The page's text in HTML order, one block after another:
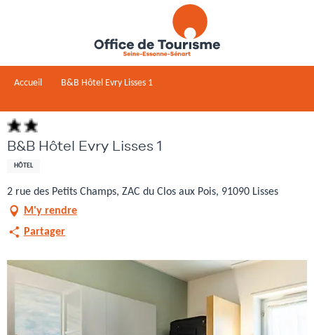
Accueil B&B Hôtel Evry Lisses 1
B&B Hôtel Evry Lisses 1
HÔTEL
2 rue des Petits Champs, ZAC du Clos aux Pois, 91090 Lisses
M'y rendre
Partager